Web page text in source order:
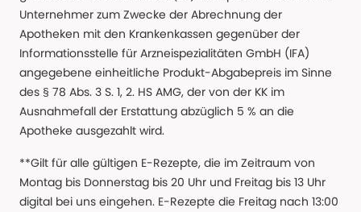
Unternehmer zum Zwecke der Abrechnung der
Apotheken mit den Krankenkassen gegenüber der
Informationsstelle für Arzneispezialitäten GmbH (IFA)
angegebene einheitliche Produkt-Abgabepreis im Sinne
des § 78 Abs. 3 S. 1, 2. HS AMG, der von der KK im
Ausnahmefall der Erstattung abzüglich 5 % an die
Apotheke ausgezahlt wird.
**Gilt für alle gültigen E-Rezepte, die im Zeitraum von
Montag bis Donnerstag bis 20 Uhr und Freitag bis 13 Uhr
digital bei uns eingehen. E-Rezepte die Freitag nach 13:00